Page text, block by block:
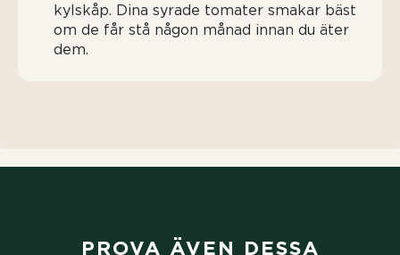
kylskåp. Dina syrade tomater smakar bäst
om de får stå någon månad innan du äter
dem.
PROVA ÄVEN DESSA